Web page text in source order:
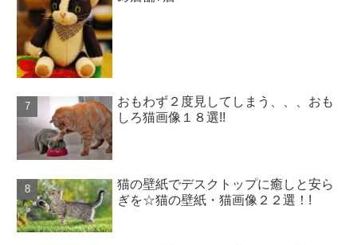
おもわず２度見してしまう、、、おも
しろ猫画像１８選!!
猫の壁紙でデスクトップに癒しと安ら
ぎを☆猫の壁紙・猫画像２２選！!